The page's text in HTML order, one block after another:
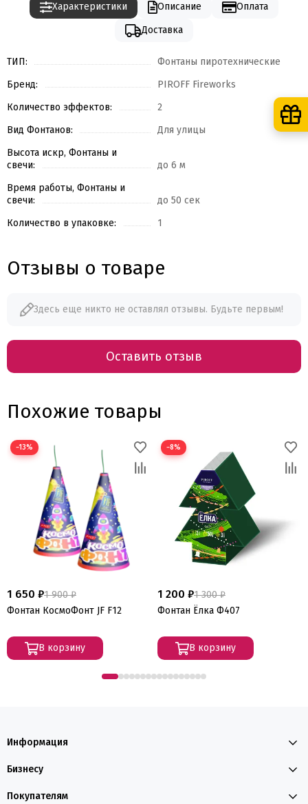
Характеристики Описание
Оплата
Доставка
ТИП:
Фонтаны пиротехнические
Бренд:
PIROFF Fireworks
Количество эффектов:
2
Вид Фонтанов:
Для улицы
Высота искр, Фонтаны и
свечи:
до 6 м
Время работы, Фонтаны и
свечи:
до 50 сек
Количество в упаковке:
1
Отзывы о товаре
Здесь еще никто не оставлял отзывы. Будьте первым!
Оставить отзыв
Похожие товары
−13%
1 650 ₽1 900 ₽
Фонтан КосмоФонт JF F12
В корзину
−8%
1 200 ₽1 300 ₽
Фонтан Ёлка Ф407
В корзину
Информация
Бизнесу
Покупателям